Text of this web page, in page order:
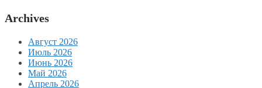
Archives
Август 2026
Июль 2026
Июнь 2026
Май 2026
Апрель 2026